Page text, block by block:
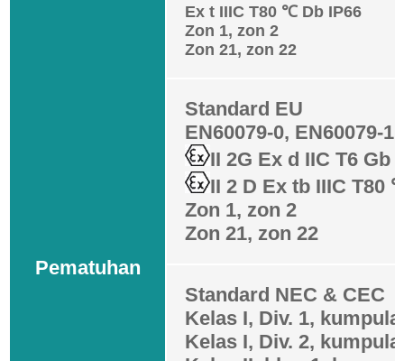
Pematuhan
Ex t IIIC T80 ℃ Db IP66
Zon 1, zon 2
Zon 21, zon 22
Standard EU
EN60079-0, EN60079-
II 2G Ex d IIC T6 Gb
II 2 D Ex tb IIIC T80
Zon 1, zon 2
Zon 21, zon 22
Standard NEC & CEC
Kelas I, Div. 1,
Kelas I, Div. 2,